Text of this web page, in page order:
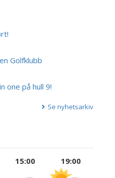
Golfklubb
one på hull 9!
Se nyhetsarkiv
15:00 19:00